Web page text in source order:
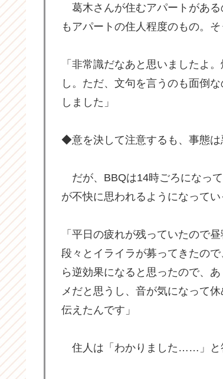
葛木さんが住むアパートがある
もアパートの住人程度のもの。
「非常識だなあと思いましたよ
し。ただ、文句を言うのも面倒
しました」
◆意を決して注意するも、事態は
だが、BBQは14時ごろになっ
が不快に思われるようになってい
「平日の疲れが残っていたので
段々とイライラが募ってきたの
ら逆効果になると思ったので、
メだと思うし、音が気になって
伝えたんです」
住人は「わかりました……」と